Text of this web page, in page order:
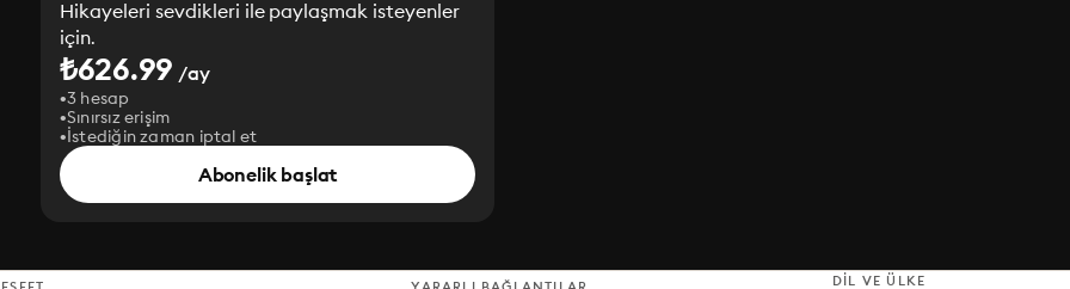
Hikayeleri sevdikleri ile paylaşmak isteyenler
için.
₺626.99 /ay
3 hesap
Sınırsız erişim
İstediğin zaman iptal et
Abonelik başlat
DIL VE ÜLKE